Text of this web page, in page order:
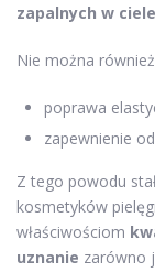
zapalnych w
Nie można
poprawa
zapewnienie
Z tego powodu
kosmetyków
właściwościom
uznanie zarówno